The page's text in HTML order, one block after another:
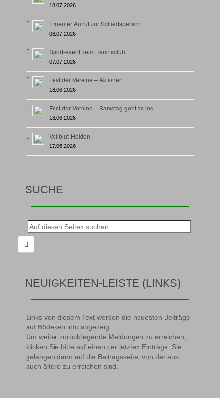
18.07.2026
Erneuter Aufruf zur Schiedsperson
08.07.2026
Sport-event beim Tennisclub
07.07.2026
Fest der Vereine – Aktionen
18.06.2026
Fest der Vereine – Samstag geht es los
18.06.2026
Vollblut-Helden
17.06.2026
SUCHE
Suche
nach:
NEUIGKEITEN-LEISTE (LINKS)
Links von diesem Text werden die neuesten Beiträge
auf Bödexen.info angezeigt.
Um weiter zurückliegende Meldungen zu erreichen,
klicken Sie bitte auf einen der letzten Einträge. Sie
gelangen dann auf die Beitragsseite, von der aus
auch ältere zu erreichen sind.